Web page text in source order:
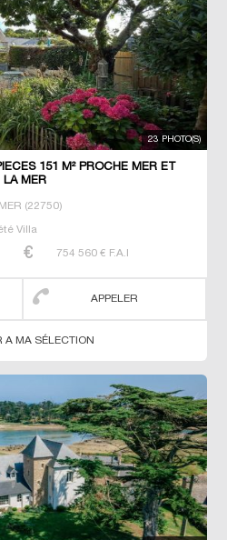
23 PHOTO(S)
151 M² PROCHE MER ET
LA MER
(22750)
Villa
754 560 € F.A.I
APPELER
A MA SÉLECTION